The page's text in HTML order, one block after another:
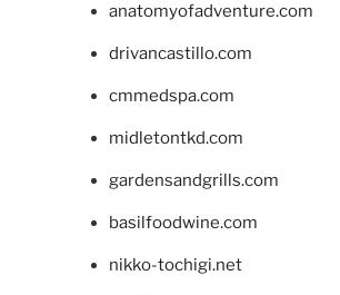
anatomyofadventure.com
drivancastillo.com
cmmedspa.com
midletontkd.com
gardensandgrills.com
basilfoodwine.com
nikko-tochigi.net